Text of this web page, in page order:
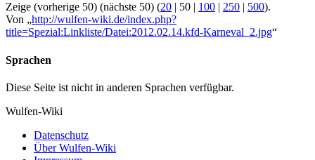
Zeige (vorherige 50) (nächste 50) (20 | 50 | 100 | 250 | 500).
Von „http://wulfen-wiki.de/index.php?
title=Spezial:Linkliste/Datei:2012.02.14.kfd-Karneval_2.jpg“
Sprachen
Diese Seite ist nicht in anderen Sprachen verfügbar.
Wulfen-Wiki
Datenschutz
Über Wulfen-Wiki